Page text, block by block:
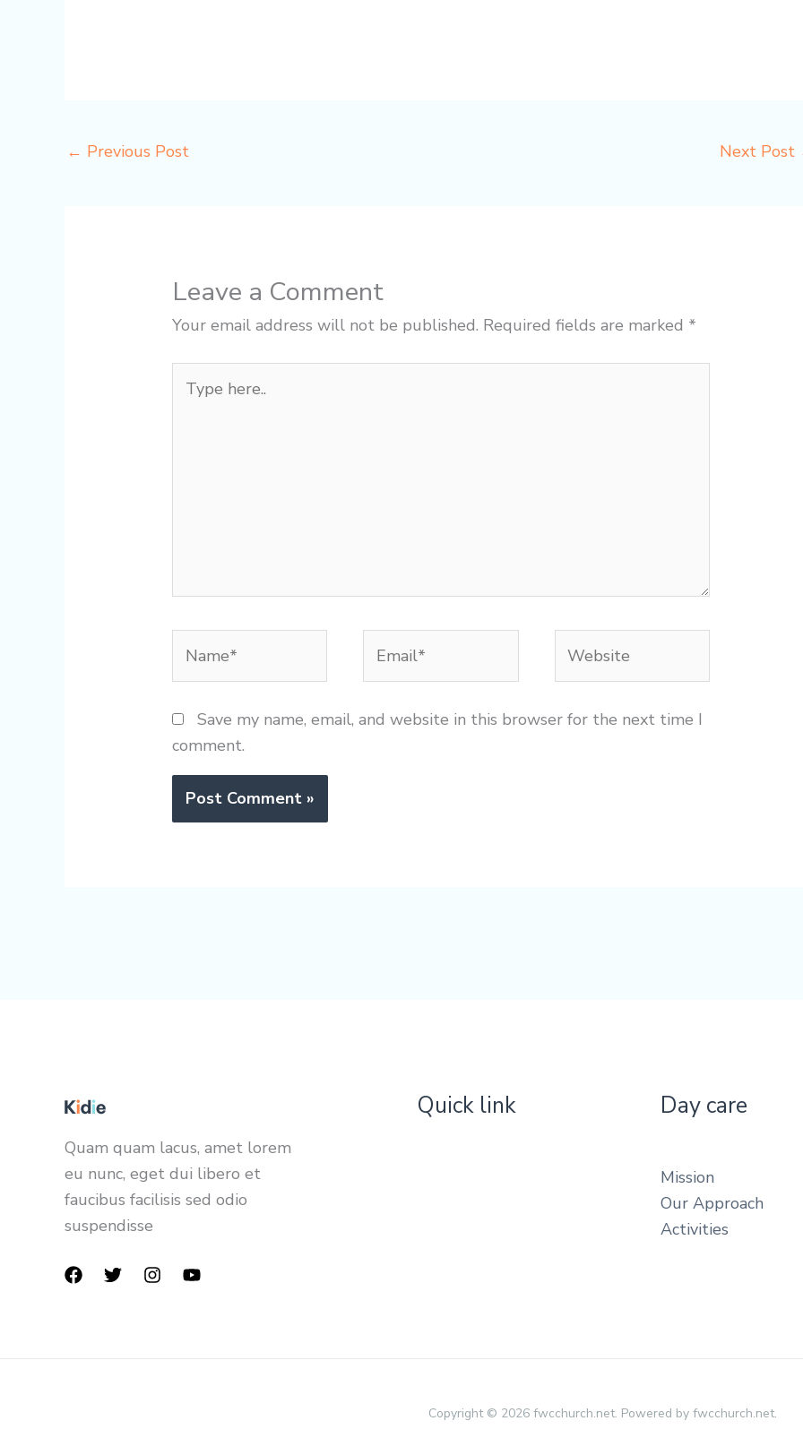
← Previous Post Next Post
Leave a Comment
Your email address will not be published. Required fields are marked *
here..
Save my name, email, and website in this browser for the next time I
comment.
Quam quam lacus, amet lorem
eu nunc, eget dui libero et
faucibus facilisis sed odio
suspendisse
Quick link Day care
Mission
Our Approach
Activities
Copyright © 2026 fwcchurch.net. Powered by fwcchurch.net.